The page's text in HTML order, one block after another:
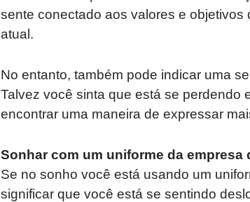
sente conectado aos valores e
atual.
No entanto, também pode indicar uma
Talvez você sinta que está se perdendo
encontrar uma maneira de expressar
Sonhar com um uniforme da empresa
Se no sonho você está usando um
significar que você está se sentindo